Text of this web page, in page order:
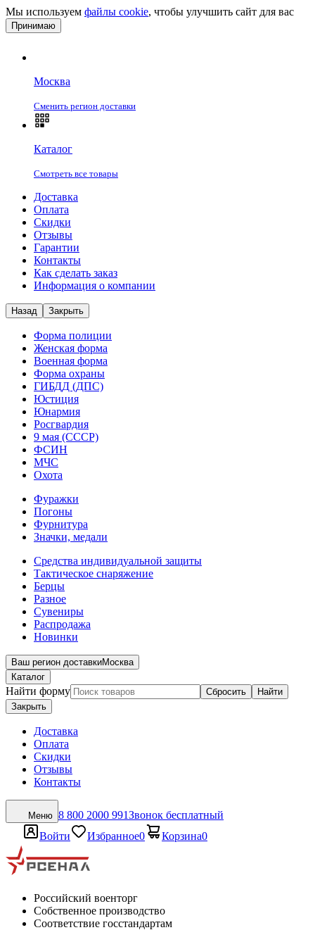
Мы используем файлы cookie, чтобы улучшить сайт для вас
Принимаю
Москва
Сменить регион доставки
Каталог
Смотреть все товары
Доставка
Оплата
Скидки
Отзывы
Гарантии
Контакты
Как сделать заказ
Информация о компании
Назад Закрыть
Форма полиции
Женская форма
Военная форма
Форма охраны
ГИБДД (ДПС)
Юстиция
Юнармия
Росгвардия
9 мая (СССР)
ФСИН
МЧС
Охота
Фуражки
Погоны
Фурнитура
Значки, медали
Средства индивидуальной защиты
Тактическое снаряжение
Берцы
Разное
Сувениры
Распродажа
Новинки
Ваш регион доставкиМосква
Каталог
Найти форму Сбросить
Найти
Закрыть
Доставка
Оплата
Скидки
Отзывы
Контакты
Меню 8 800 2000 991Звонок бесплатный
Войти
Избранное0 Корзина0
Российский военторг
Собственное производство
Соответствие госстандартам